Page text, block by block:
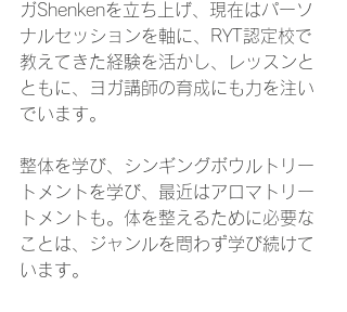
ガShenkenを立ち上げ、現在はパーソ
ナルセッションを軸に、RYT認定校で
教えてきた経験を活かし、レッスンと
ともに、ヨガ講師の育成にも力を注い
でいます。
整体を学び、シンギングボウルトリー
トメントを学び、最近はアロマトリー
トメントも。体を整えるために必要な
ことは、ジャンルを問わず学び続けて
います。